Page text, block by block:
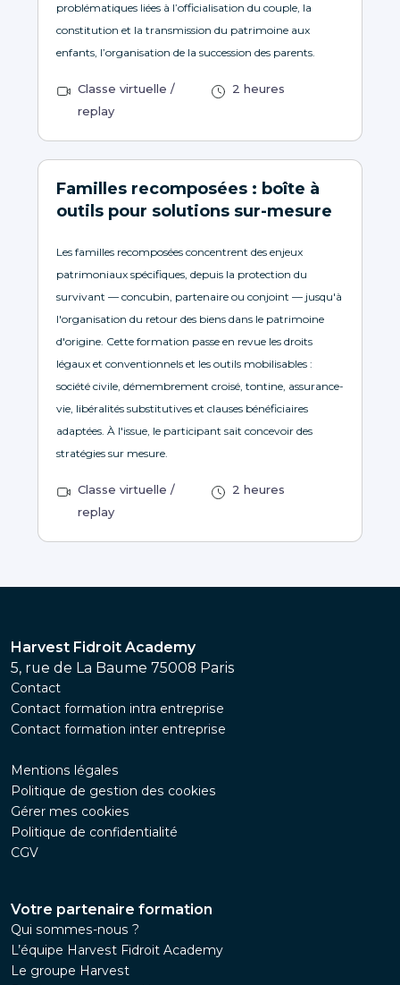
problématiques liées à l’officialisation du couple, la
constitution et la transmission du patrimoine aux
enfants, l’organisation de la succession des parents.
Classe virtuelle /
replay
2 heures
Familles recomposées : boîte à
outils pour solutions sur-mesure
Les familles recomposées concentrent des enjeux
patrimoniaux spécifiques, depuis la protection du
survivant — concubin, partenaire ou conjoint — jusqu'à
l'organisation du retour des biens dans le patrimoine
d'origine. Cette formation passe en revue les droits
légaux et conventionnels et les outils mobilisables :
société civile, démembrement croisé, tontine, assurance-
vie, libéralités substitutives et clauses bénéficiaires
adaptées. À l'issue, le participant sait concevoir des
stratégies sur mesure.
Classe virtuelle /
replay
2 heures
Harvest Fidroit Academy
5, rue de La Baume 75008 Paris
Contact
Contact formation intra entreprise
Contact formation inter entreprise
Mentions légales
Politique de gestion des cookies
Gérer mes cookies
Politique de confidentialité
CGV
Votre partenaire formation
Qui sommes-nous ?
L’équipe Harvest Fidroit Academy
Le groupe Harvest